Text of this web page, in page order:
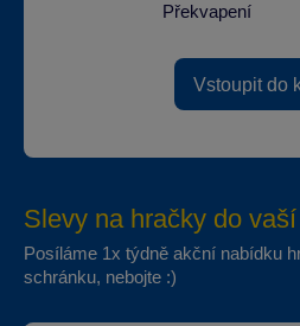
Překvapení
Vstoupit do
Slevy na hračky do
Posíláme 1x týdně akční nabídku
schránku, nebojte :)